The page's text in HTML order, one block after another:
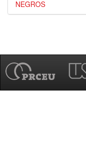
NEGROS